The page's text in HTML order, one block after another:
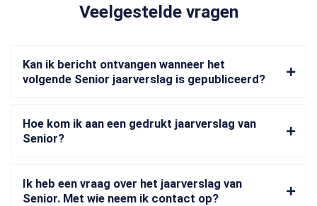
Veelgestelde vragen
Kan ik bericht ontvangen wanneer het
volgende Senior jaarverslag is gepubliceerd?
Hoe kom ik aan een gedrukt jaarverslag van
Senior?
Ik heb een vraag over het jaarverslag van
Senior. Met wie neem ik contact op?